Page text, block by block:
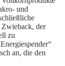
und
der
zu
an, die den